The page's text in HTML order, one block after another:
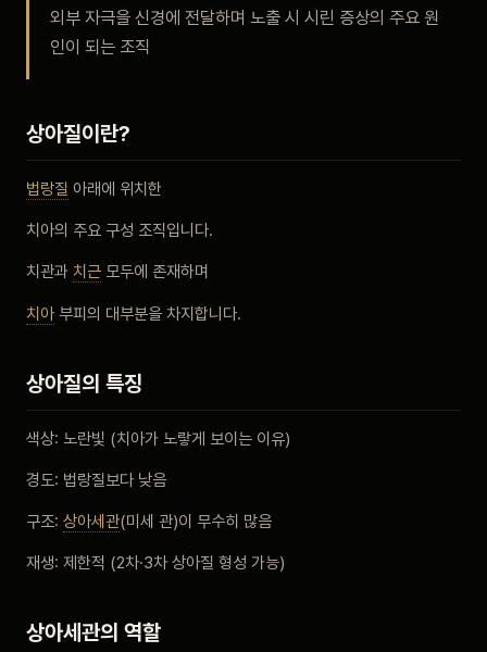
안내
블로그
비포 애프터
공지사항
치과 백과사전
자주 묻는 질문
회원가입 / 로그인
외부 자극을 신경에 전달하며 노출 시 시린 증상의 주요 원
인이 되는 조직
상아질이란?
법랑질 아래에 위치한
치아의 주요 구성 조직입니다.
치관과 치근 모두에 존재하며
치아부피의 대부분을 차지합니다.
상아질의 특징
색상: 노란빛 (치아가 노랗게 보이는 이유)
경도: 법랑질보다 낮음
구조: 상아세관(미세 관)이 무수히 많음
재생: 제한적 (2차·3차 상아질 형성 가능)
상아세관의 역할